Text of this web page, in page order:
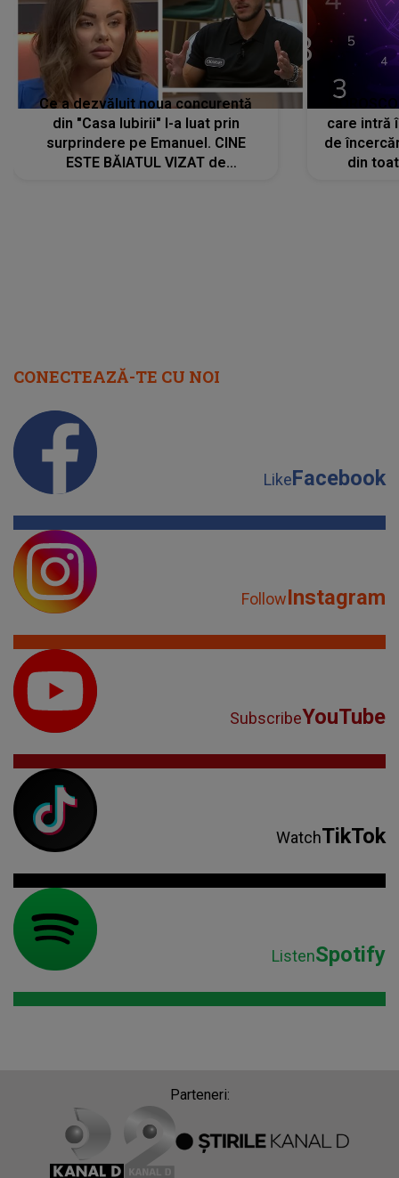
Ce a dezvăluit noua concurentă
din "Casa Iubirii" l-a luat prin
surprindere pe Emanuel. CINE
ESTE BĂIATUL VIZAT de
care intră
de
din
CONECTEAZĂ-TE CU NOI
LikeFacebook
FollowInstagram
SubscribeYouTube
WatchTikTok
ListenSpotify
Parteneri: